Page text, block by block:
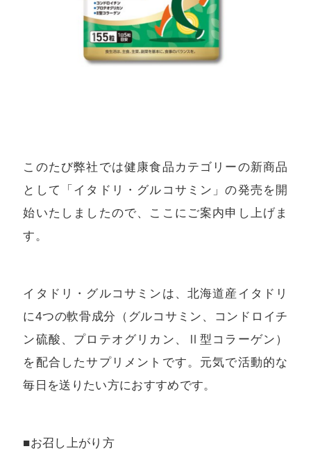
このたび弊社では健康食品カテゴリーの新商品
として「イタドリ・グルコサミン」の発売を開
始いたしましたので、ここにご案内申し上げま
す。
イタドリ・グルコサミンは、北海道産イタドリ
に4つの軟骨成分（グルコサミン、コンドロイチ
ン硫酸、プロテオグリカン、Ⅱ型コラーゲン）
を配合したサプリメントです。元気で活動的な
毎日を送りたい方におすすめです。
■お召し上がり方